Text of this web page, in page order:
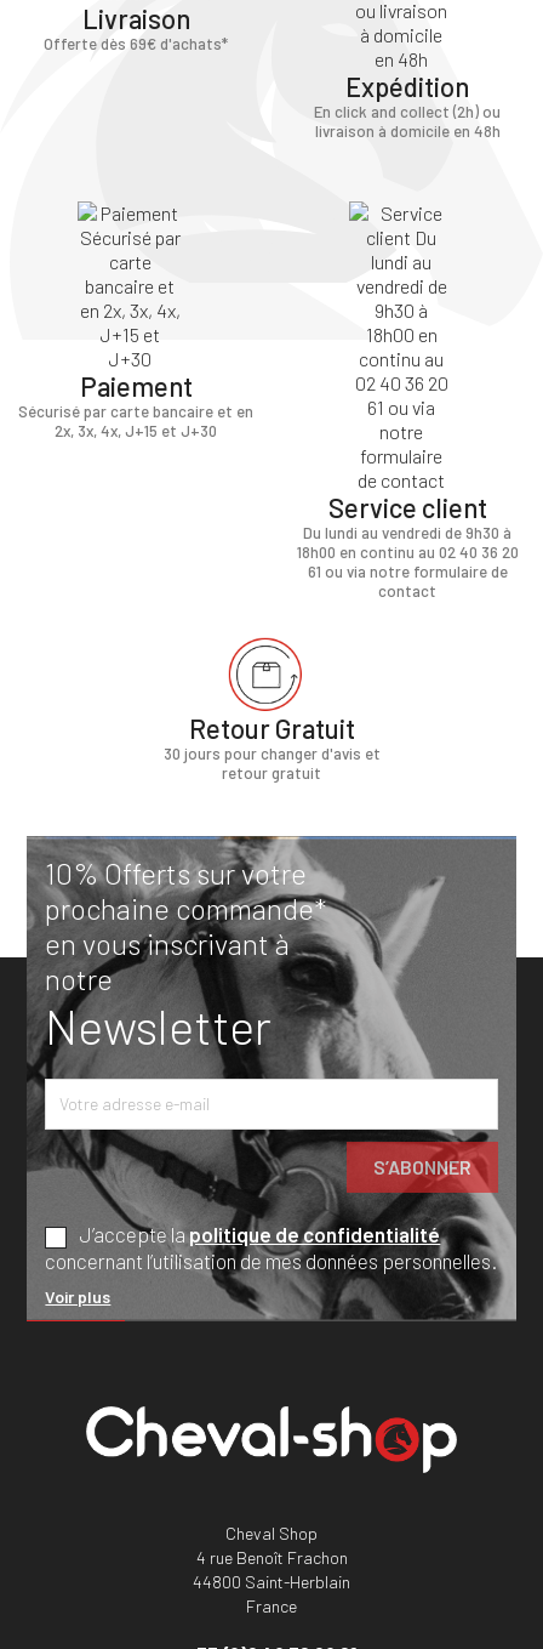
Livraison
Offerte dès 69€ d'achats*
Expédition
En click and collect (2h) ou
livraison à domicile en 48h
Paiement
Sécurisé par carte bancaire et en
2x, 3x, 4x, J+15 et J+30
Service client
Du lundi au vendredi de 9h30 à
18h00 en continu au 02 40 36 20
61 ou via notre formulaire de
contact
Retour Gratuit
30 jours pour changer d'avis et
retour gratuit
10% Offerts sur votre
prochaine commande*
en vous inscrivant à
notre
Newsletter
J’accepte lapolitique de confidentialité
concernant l’utilisation de mes données personnelles.
Voir plus
Cheval Shop
4 rue Benoît Frachon
44800 Saint-Herblain
France